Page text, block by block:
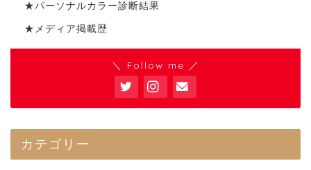
★パーソナルカラー診断結果
★メディア掲載歴
＼ Follow me ／
カテゴリー